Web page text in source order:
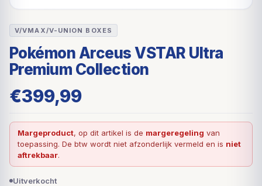
V/VMAX/V-UNION BOXES
Pokémon Arceus VSTAR Ultra
Premium Collection
€399,99
Margeproduct, op dit artikel is de margeregeling van
toepassing. De btw wordt niet afzonderlijk vermeld en is niet
aftrekbaar.
Uitverkocht